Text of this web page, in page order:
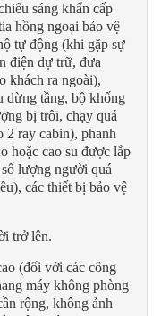
sáng khẩn cấp
hồng ngoại bảo vệ
tự động (khi gặp sự
điện dự trữ, đưa
khách ra ngoài),
dừng tầng, bộ khống
bị trôi, chạy quá
2 ray cabin), phanh
hoặc cao su được lắp
lượng người quá
các thiết bị bảo vệ
trở lên.
(đối với các công
máy không phòng
rộng, không ảnh